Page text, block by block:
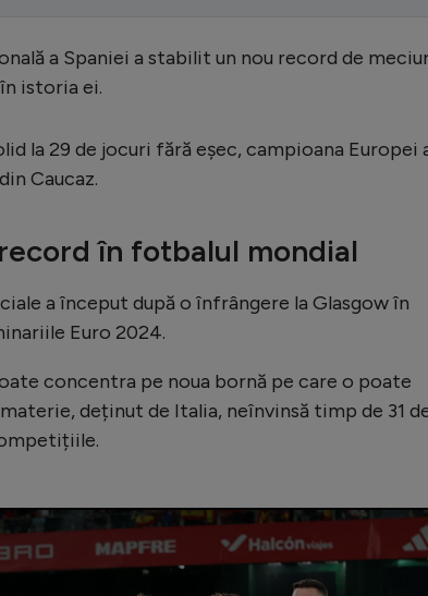
a Spaniei a stabilit un nou record de
istoria ei.
la 29 de jocuri fără eșec, campioana Europei
Caucaz.
în fotbalul mondial
a început după o înfrângere la Glasgow în
Euro 2024.
concentra pe noua bornă pe care o poate
deținut de Italia, neînvinsă timp de 31